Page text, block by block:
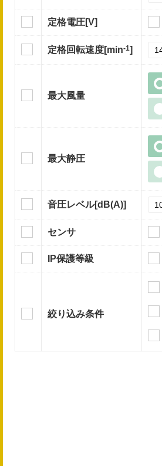
定格電圧[V]
定格回転速度[min-1]
最大風量
最大静圧
音圧レベル[dB(A)]
センサ
IP保護等級
絞り込み条件